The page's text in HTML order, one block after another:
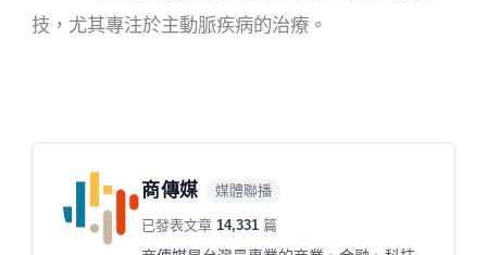
技，尤其專注於主動脈疾病的治療。
商傳媒 媒體聯播
已發表文章 14,331 篇